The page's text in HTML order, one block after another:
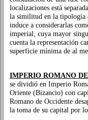
localizaciones está
la similitud en la tipología
induce a considerarlas
imperial, cuya mayor
cuenta la representación
superficie mínima de al
IMPERIO ROMANO
se dividió en Imperio
Oriente (Bizancio) con
Romano de Occidente
la toma de su capital por